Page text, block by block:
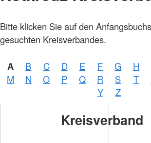
Bitte klicken Sie auf den
gesuchten Kreisverbandes.
A B C D E F G H
M
N O P Q R S T
Y
Z
Kreisverband